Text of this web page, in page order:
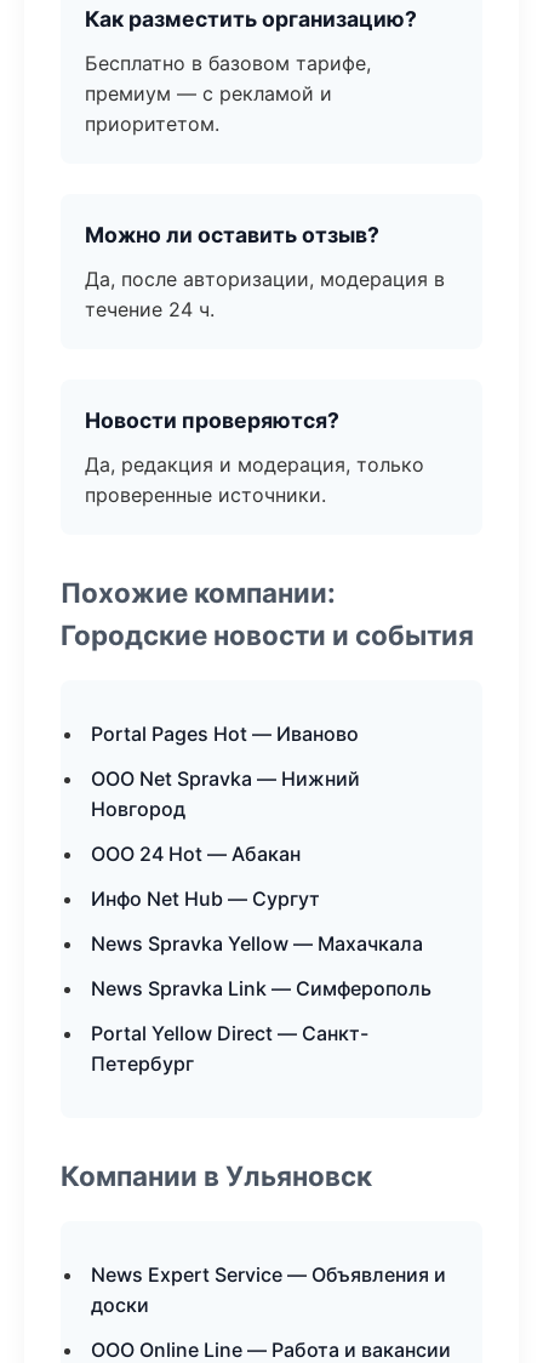
Как разместить организацию?
Бесплатно в базовом тарифе,
премиум — с рекламой и
приоритетом.
Можно ли оставить отзыв?
Да, после авторизации, модерация в
течение 24 ч.
Новости проверяются?
Да, редакция и модерация, только
проверенные источники.
Похожие компании:
Городские новости и события
Portal Pages Hot — Иваново
ООО Net Spravka — Нижний
Новгород
ООО 24 Hot — Абакан
Инфо Net Hub — Сургут
News Spravka Yellow — Махачкала
News Spravka Link — Симферополь
Portal Yellow Direct — Санкт-
Петербург
Компании в Ульяновск
News Expert Service — Объявления и
доски
ООО Online Line — Работа и вакансии